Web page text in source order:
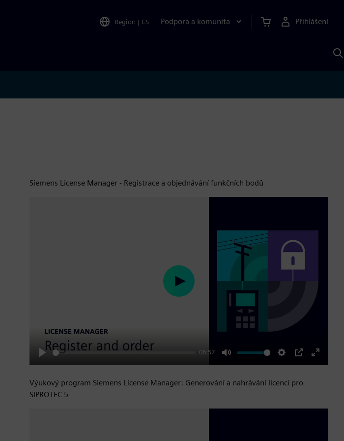
Region | CS Podpora a komunita Přihlášení
Siemens License Manager - Registrace a objednávání funkčních bodů
Play
06:57
Mute Settings
PIP
Enter
Play
Výukový program Siemens License Manager: Generování a nahrávání licencí pro
SIPROTEC 5